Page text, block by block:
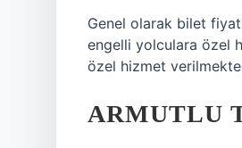
Genel olarak bilet
engelli yolculara özel
özel hizmet
ARMUTLU